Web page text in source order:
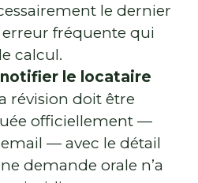
le dernier
fréquente qui
calcul.
le locataire
révision doit être
officiellement —
— avec le détail
demande orale n’a